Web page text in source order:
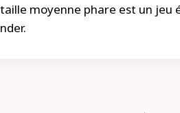
moyenne phare est un jeu